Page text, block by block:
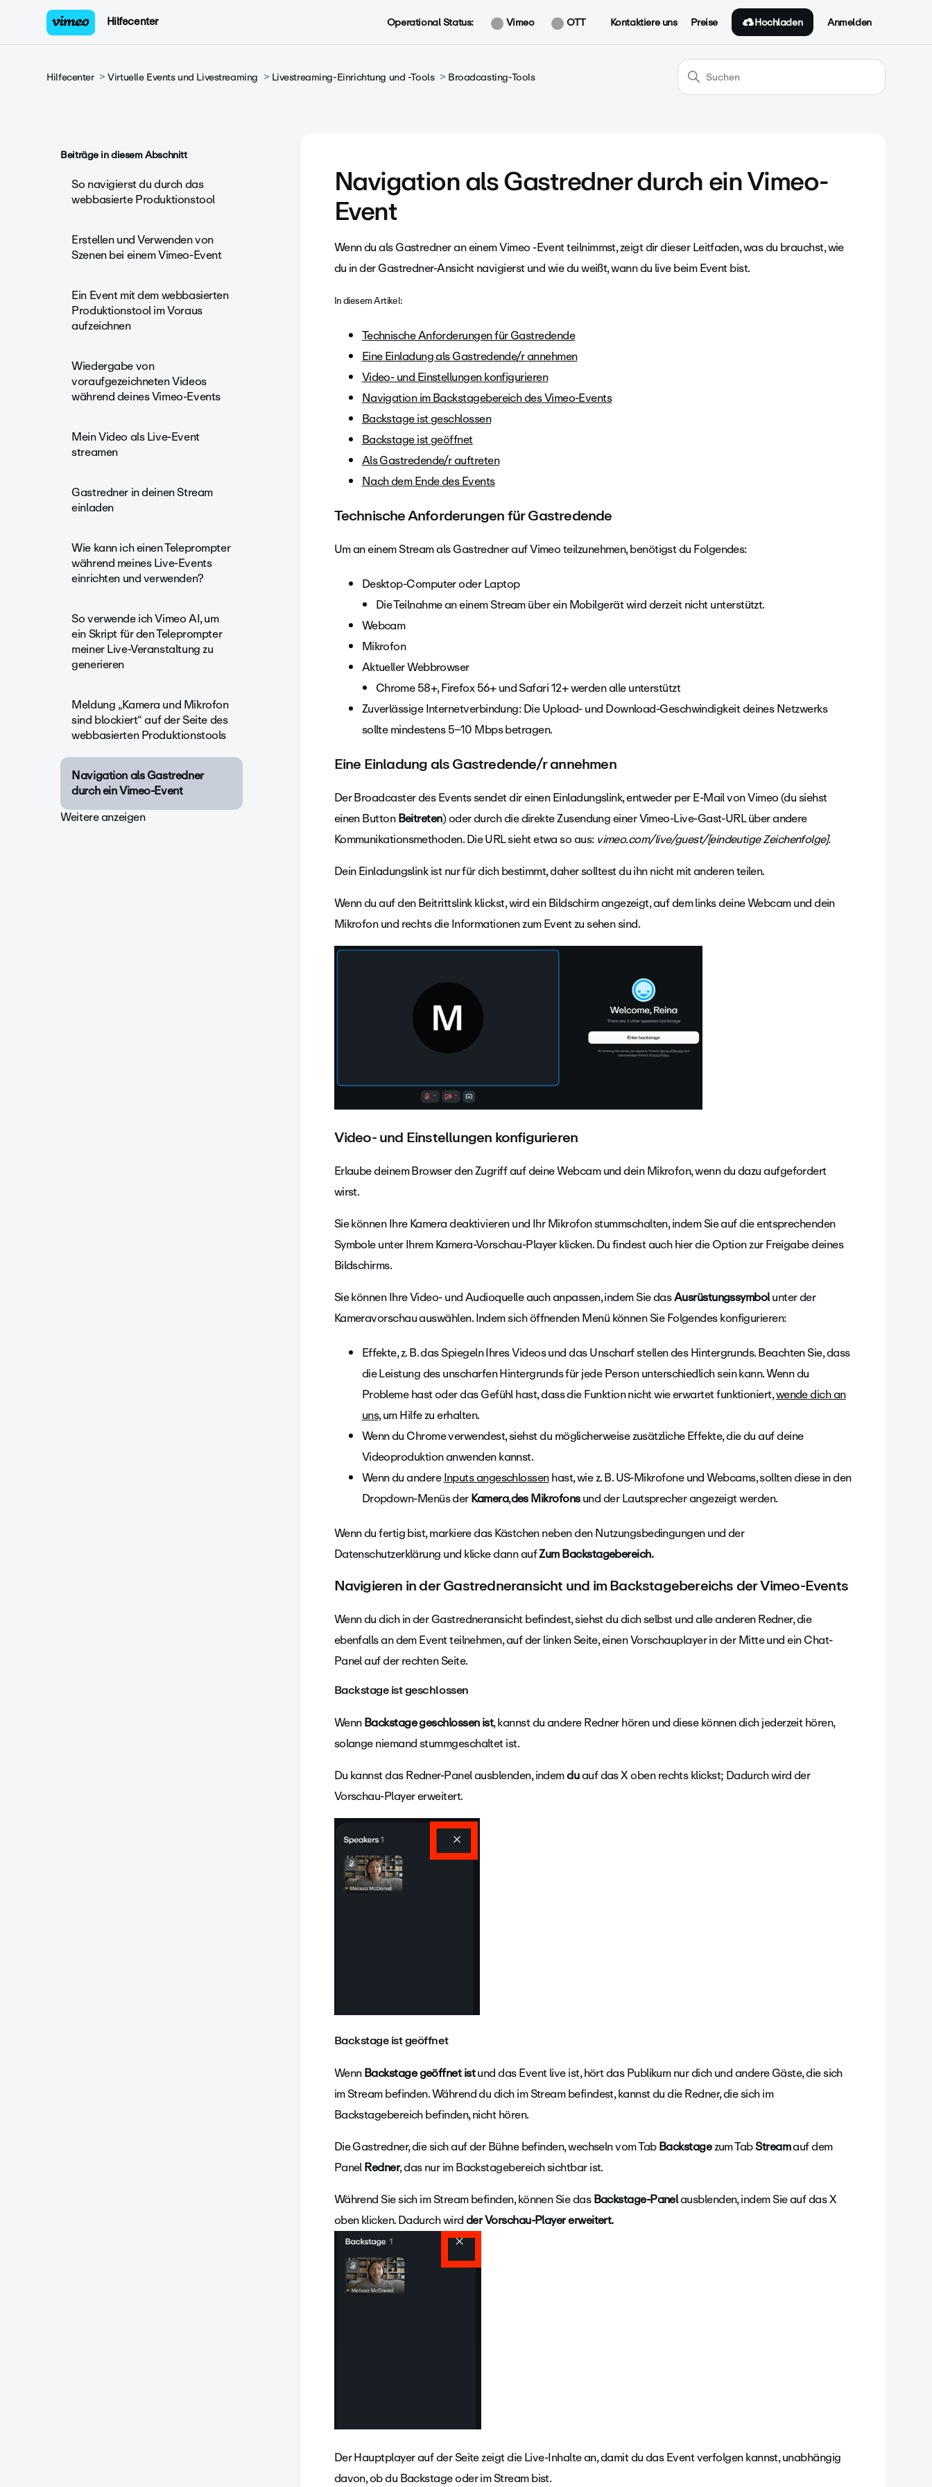
Hilfecenter Operational Status: Vimeo OTT Kontaktiere uns Preise Hochladen Anmelden
Hilfecenter Virtuelle Events und Livestreaming Livestreaming-Einrichtung und -Tools Broadcasting-Tools
Beiträge in diesem Abschnitt
So navigierst du durch das
webbasierte Produktionstool
Erstellen und Verwenden von
Szenen bei einem Vimeo-Event
Ein Event mit dem webbasierten
Produktionstool im Voraus
aufzeichnen
Wiedergabe von
voraufgezeichneten Videos
während deines Vimeo-Events
Mein Video als Live-Event
streamen
Gastredner in deinen Stream
einladen
Wie kann ich einen Teleprompter
während meines Live-Events
einrichten und verwenden?
So verwende ich Vimeo AI, um
ein Skript für den Teleprompter
meiner Live-Veranstaltung zu
generieren
Meldung „Kamera und Mikrofon
sind blockiert“ auf der Seite des
webbasierten Produktionstools
Navigation als Gastredner
durch ein Vimeo-Event
Weitere anzeigen
Navigation als Gastredner durch ein Vimeo-
Event
Wenn du als Gastredner an einem Vimeo -Event teilnimmst, zeigt dir dieser Leitfaden, was du brauchst, wie
du in der Gastredner-Ansicht navigierst und wie du weißt, wann du live beim Event bist.
In diesem Artikel:
Technische Anforderungen für Gastredende
Eine Einladung als Gastredende/r annehmen
Video- und Einstellungen konfigurieren
Navigation im Backstagebereich des Vimeo-Events
Backstage ist geschlossen
Backstage ist geöffnet
Als Gastredende/r auftreten
Nach dem Ende des Events
Technische Anforderungen für Gastredende
Um an einem Stream als Gastredner auf Vimeo teilzunehmen, benötigst du Folgendes:
Desktop-Computer oder Laptop
Die Teilnahme an einem Stream über ein Mobilgerät wird derzeit nicht unterstützt.
Webcam
Mikrofon
Aktueller Webbrowser
Chrome 58+, Firefox 56+ und Safari 12+ werden alle unterstützt
Zuverlässige Internetverbindung: Die Upload- und Download-Geschwindigkeit deines Netzwerks
sollte mindestens 5–10 Mbps betragen.
Eine Einladung als Gastredende/r annehmen
Der Broadcaster des Events sendet dir einen Einladungslink, entweder per E-Mail von Vimeo (du siehst
einen ButtonBeitreten) oder durch die direkte Zusendung einer Vimeo-Live-Gast-URL über andere
Kommunikationsmethoden. Die URL sieht etwa so aus:vimeo.com/live/guest/[eindeutige Zeichenfolge].
Dein Einladungslink ist nur für dich bestimmt, daher solltest du ihn nicht mit anderen teilen.
Wenn du auf den Beitrittslink klickst, wird ein Bildschirm angezeigt, auf dem links deine Webcam und dein
Mikrofon und rechts die Informationen zum Event zu sehen sind.
Video- und Einstellungen konfigurieren
Erlaube deinem Browser den Zugriff auf deine Webcam und dein Mikrofon, wenn du dazu aufgefordert
wirst.
Sie können Ihre Kamera deaktivieren und Ihr Mikrofon stummschalten, indem Sie auf die entsprechenden
Symbole unter Ihrem Kamera-Vorschau-Player klicken. Du findest auch hier die Option zur Freigabe deines
Bildschirms.
Sie können Ihre Video- und Audioquelle auch anpassen, indem Sie dasAusrüstungssymbolunter der
Kameravorschau auswählen. Indem sich öffnenden Menü können Sie Folgendes konfigurieren:
Effekte, z. B. das Spiegeln Ihres Videos und das Unscharf stellen des Hintergrunds. Beachten Sie, dass
die Leistung des unscharfen Hintergrunds für jede Person unterschiedlich sein kann. Wenn du
Probleme hast oder das Gefühl hast, dass die Funktion nicht wie erwartet funktioniert,wende dich an
uns,um Hilfe zu erhalten.
Wenn du Chrome verwendest, siehst du möglicherweise zusätzliche Effekte, die du auf deine
Videoproduktion anwenden kannst.
Wenn du andereInputs angeschlossenhast, wie z. B. US-Mikrofone und Webcams, sollten diese in den
Dropdown-Menüs derKamera,des Mikrofonsund der Lautsprecher angezeigt werden.
Wenn du fertig bist, markiere das Kästchen neben den Nutzungsbedingungen und der
Datenschutzerklärung und klicke dann aufZum Backstagebereich.
Navigieren in der Gastredneransicht und im Backstagebereichs der Vimeo-Events
Wenn du dich in der Gastredneransicht befindest, siehst du dich selbst und alle anderen Redner, die
ebenfalls an dem Event teilnehmen,auf der linken Seite, einen Vorschauplayer in der Mitte und ein Chat-
Panel auf der rechten Seite.
Backstage ist geschlossen
WennBackstage geschlossen ist, kannst du andere Redner hören und diese können dich jederzeit hören,
solange niemand stummgeschaltet ist.
Du kannst dasRedner-Panel ausblenden, indemduauf das X oben rechts klickst; Dadurch wird der
Vorschau-Player erweitert.
Backstage ist geöffnet
WennBackstage geöffnet istund das Event live ist, hört das Publikum nur dich und andere Gäste, die sich
im Stream befinden. Während du dich im Stream befindest, kannst du die Redner, die sich im
Backstagebereich befinden, nicht hören.
Die Gastredner, die sich auf der Bühne befinden, wechseln vom TabBackstagezum TabStreamauf dem
PanelRedner, das nur im Backstagebereich sichtbar ist.
Während Sie sich im Stream befinden, können Sie dasBackstage-Panelausblenden, indem Sie auf das X
oben klicken. Dadurch wirdder Vorschau-Player erweitert.
Der Hauptplayer auf der Seite zeigt die Live-Inhalte an, damit du das Event verfolgen kannst, unabhängig
davon, ob du Backstage oder im Stream bist.